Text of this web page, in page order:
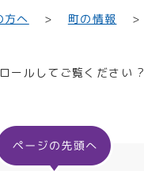
方へ 町の情報
ールしてご覧ください ?